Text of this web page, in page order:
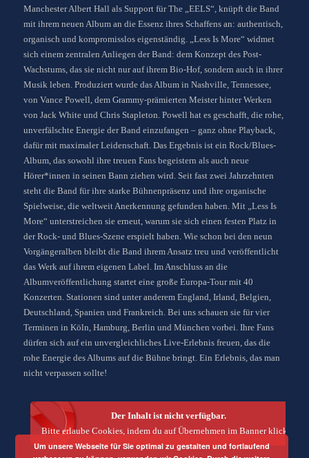
Manchester Albert Hall als Support für The „EELS“, knüpft die Band
mit ihrem neuen Album an die Essenz ihres Schaffens an: authentisch,
organisch und kompromisslos eigenständig. „Less Is More“ widmet
sich einem zentralen Anliegen der Band: dem Konzept des Post-
Wachstums, das sie nicht nur auf ihrem Bio-Hof, sondern auch in ihrer
Musik leben. Produziert wurde das Album in Nashville, Tennessee,
von Vance Powell, dem Grammy-prämierten Meister hinter Werken
von Jack White und Chris Stapleton. Powell hat es geschafft, die rohe,
unverfälschte Energie der Band einzufangen – ganz ohne Playback,
dafür mit maximaler Leidenschaft. Das Ergebnis ist ein Rock/Blues-
Album, das sowohl ihre treuen Fans begeistern als auch neue
Hörer*innen in seinen Bann ziehen wird. Seit fast zwei Jahrzehnten
steht die Band für ihre starke Bühnenpräsenz und ihre organische
Spielweise, die weltweit Anerkennung gefunden haben. Mit „Less Is
More“ unterstreichen sie erneut, warum sie sich einen festen Platz in
der Rock- und Blues-Szene erspielt haben. Wie schon bei den neun
Vorgängeralben bleibt die Band ihrem Ansatz treu und veröffentlicht
das Werk auf ihrem eigenen Label. Im Anschluss an die
Albumveröffentlichung startet eine große Europa-Tour mit 40
Konzerten. Stationen sind unter anderem England, Irland, Belgien,
Deutschland, Spanien und Frankreich. Bei uns schauen sie für vier
Terminen in Köln, Hamburg, Berlin und München vorbei. Ihre Fans
dürfen sich auf ein unvergleichliches Live-Erlebnis freuen, das die
rohe Energie des Albums auf die Bühne bringt. Ein Erlebnis, das man
nicht verpassen sollte!
Der Inhalt ist nicht verfügbar.
Bitte erlaube Cookies, indem du auf Übernehmen im Banner klickst.
Um unsere Webseite für Sie optimal zu gestalten und fortlaufend